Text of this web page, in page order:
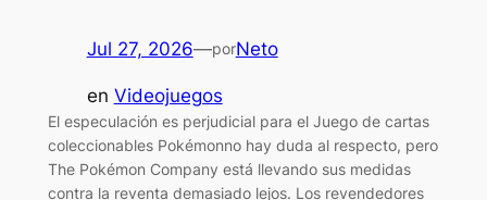
Jul 27, 2026—porNeto
en Videojuegos
El especulación es perjudicial para el Juego de cartas
coleccionables Pokémonno hay duda al respecto, pero
The Pokémon Company está llevando sus medidas
contra la reventa demasiado lejos. Los revendedores